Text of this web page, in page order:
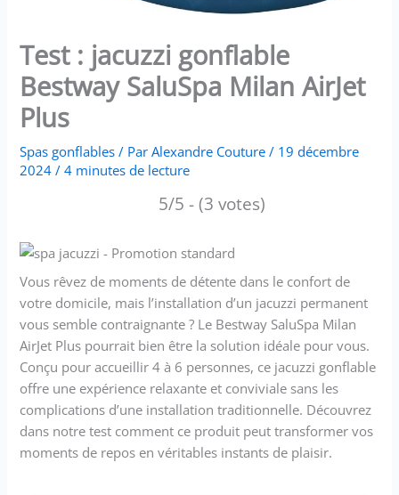
Test : jacuzzi gonflable
Bestway SaluSpa Milan AirJet
Plus
Spas gonflables / ParAlexandre Couture/ 19 décembre
2024/4 minutes de lecture
5/5 - (3 votes)
Vous rêvez de moments de détente dans le confort de
votre domicile, mais l’installation d’un jacuzzi permanent
vous semble contraignante ? Le Bestway SaluSpa Milan
AirJet Plus pourrait bien être la solution idéale pour vous.
Conçu pour accueillir 4 à 6 personnes, ce jacuzzi gonflable
offre une expérience relaxante et conviviale sans les
complications d’une installation traditionnelle. Découvrez
dans notre test comment ce produit peut transformer vos
moments de repos en véritables instants de plaisir.